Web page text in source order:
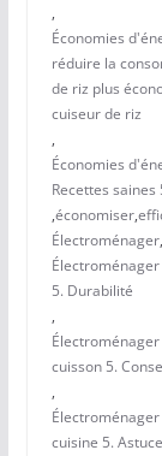
,
Économies
réduire la
de riz plus
cuiseur de riz
,
Économies
Recettes
,économiser,
Électroménager,
5. Durabilité
,
cuisson 5.
,
cuisine 5.